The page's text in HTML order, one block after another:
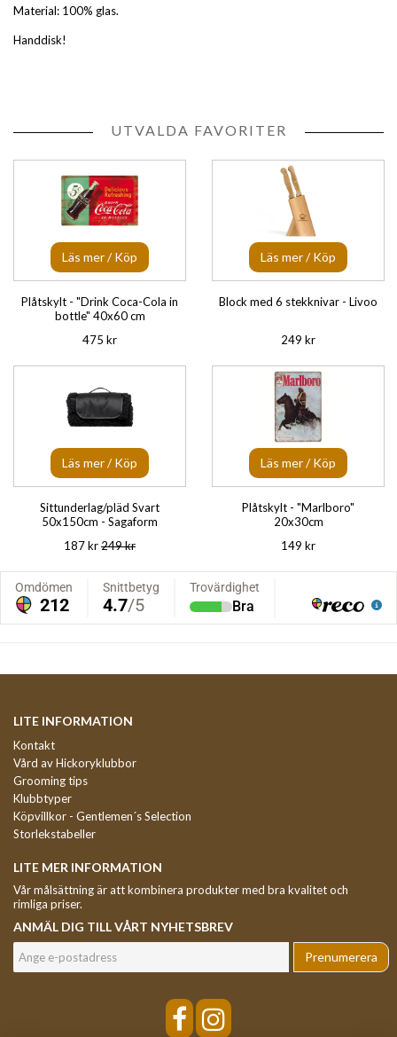
Material: 100% glas.
Handdisk!
UTVALDA FAVORITER
Läs mer / Köp
Plåtskylt - "Drink Coca-Cola in
bottle" 40x60 cm
475 kr
Läs mer / Köp
Block med 6 stekknivar - Livoo
249 kr
Läs mer / Köp
Sittunderlag/pläd Svart
50x150cm - Sagaform
187 kr249 kr
Läs mer / Köp
Plåtskylt - "Marlboro"
20x30cm
149 kr
LITE INFORMATION
Kontakt
Vård av Hickoryklubbor
Grooming tips
Klubbtyper
Köpvillkor - Gentlemen´s Selection
Storlekstabeller
LITE MER INFORMATION
Vår målsättning är att kombinera produkter med bra kvalitet och
rimliga priser.
ANMÄL DIG TILL VÅRT NYHETSBREV
Prenumerera